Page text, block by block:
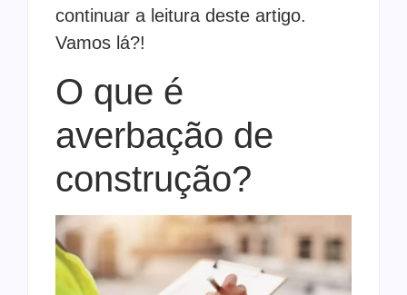
continuar a leitura deste artigo.
Vamos lá?!
O que é
averbação de
construção?